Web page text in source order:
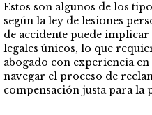
Estos son algunos de los
según la ley de lesiones
de accidente puede
legales únicos, lo que
abogado con experiencia
navegar el proceso de
compensación justa para la